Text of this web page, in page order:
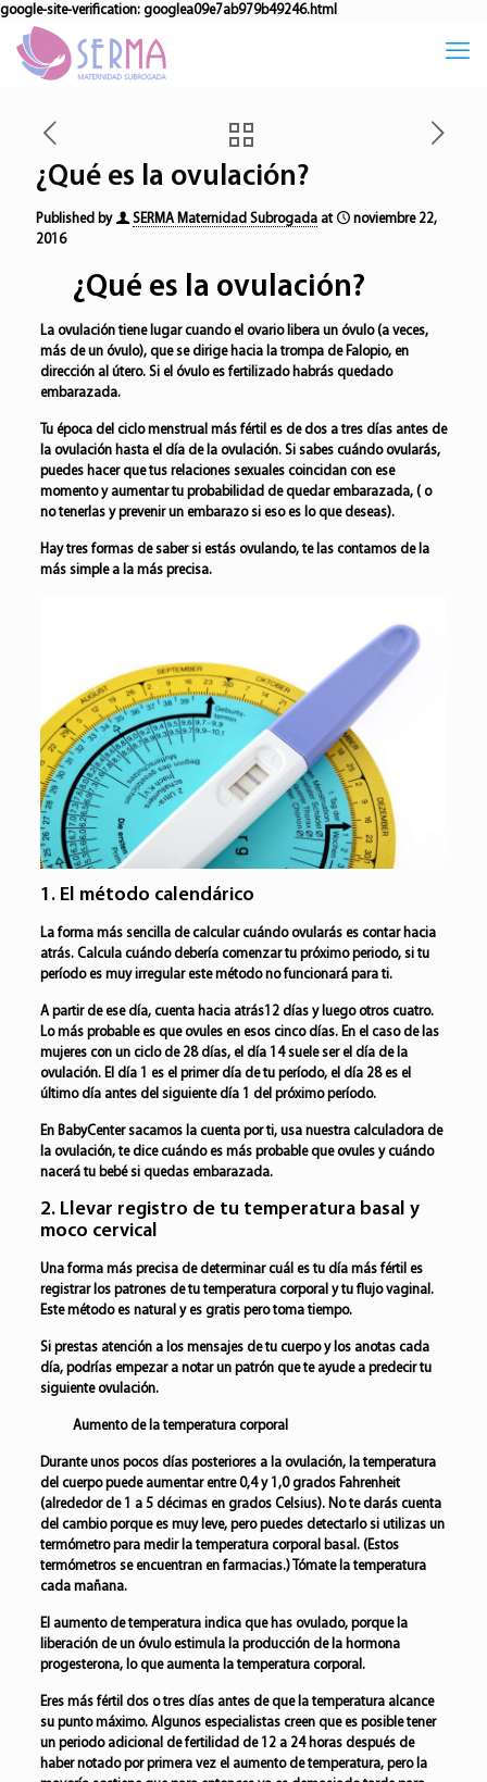
google-site-verification: googlea09e7ab979b49246.html
¿Qué es la ovulación?
Published by SERMA Maternidad Subrogada at
noviembre 22,
2016
¿Qué es la ovulación?
La ovulación tiene lugar cuando el ovario libera un óvulo (a veces,
más de un óvulo), que se dirige hacia la trompa de Falopio, en
dirección al útero. Si el óvulo es fertilizado habrás quedado
embarazada.
Tu época del ciclo menstrual más fértil es de dos a tres días antes de
la ovulación hasta el día de la ovulación. Si sabes cuándo ovularás,
puedes hacer que tus relaciones sexuales coincidan con ese
momento y aumentar tu probabilidad de quedar embarazada, ( o
no tenerlas y prevenir un embarazo si eso es lo que deseas).
Hay tres formas de saber si estás ovulando, te las contamos de la
más simple a la más precisa.
1. El método calendárico
La forma más sencilla de calcular cuándo ovularás es contar hacia
atrás. Calcula cuándo debería comenzar tu próximo periodo, si tu
período es muy irregular este método no funcionará para ti.
A partir de ese día, cuenta hacia atrás12 días y luego otros cuatro.
Lo más probable es que ovules en esos cinco días. En el caso de las
mujeres con un ciclo de 28 días, el día 14 suele ser el día de la
ovulación. El día 1 es el primer día de tu período, el día 28 es el
último día antes del siguiente día 1 del próximo período.
En BabyCenter sacamos la cuenta por ti, usa nuestra calculadora de
la ovulación, te dice cuándo es más probable que ovules y cuándo
nacerá tu bebé si quedas embarazada.
2. Llevar registro de tu temperatura basal y
moco cervical
Una forma más precisa de determinar cuál es tu día más fértil es
registrar los patrones de tu temperatura corporal y tu flujo vaginal.
Este método es natural y es gratis pero toma tiempo.
Si prestas atención a los mensajes de tu cuerpo y los anotas cada
día, podrías empezar a notar un patrón que te ayude a predecir tu
siguiente ovulación.
Aumento de la temperatura corporal
Durante unos pocos días posteriores a la ovulación, la temperatura
del cuerpo puede aumentar entre 0,4 y 1,0 grados Fahrenheit
(alrededor de 1 a 5 décimas en grados Celsius). No te darás cuenta
del cambio porque es muy leve, pero puedes detectarlo si utilizas un
termómetro para medir la temperatura corporal basal. (Estos
termómetros se encuentran en farmacias.) Tómate la temperatura
cada mañana.
El aumento de temperatura indica que has ovulado, porque la
liberación de un óvulo estimula la producción de la hormona
progesterona, lo que aumenta la temperatura corporal.
Eres más fértil dos o tres días antes de que la temperatura alcance
su punto máximo. Algunos especialistas creen que es posible tener
un periodo adicional de fertilidad de 12 a 24 horas después de
haber notado por primera vez el aumento de temperatura, pero la